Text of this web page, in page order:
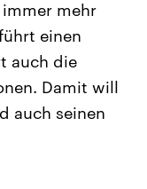
mehr
einen
auch die
Damit will
auch seinen